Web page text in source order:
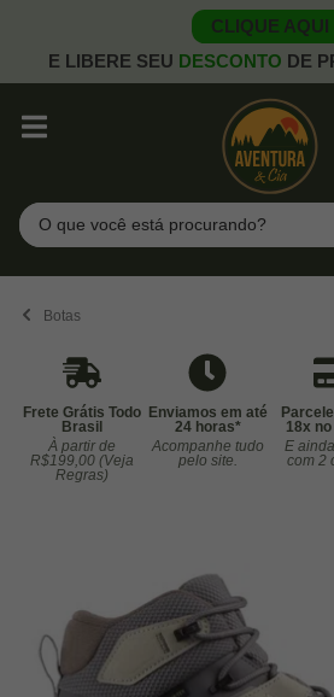
CLIQUE AQUI
E LIBERE SEU DESCONTO DE
Pesquisar
Botas
Frete Grátis Todo
Brasil
À partir de
R$199,00 (Veja
Regras)
Enviamos em até
24 horas*
Acompanhe tudo
pelo site.
18x
E
com 2